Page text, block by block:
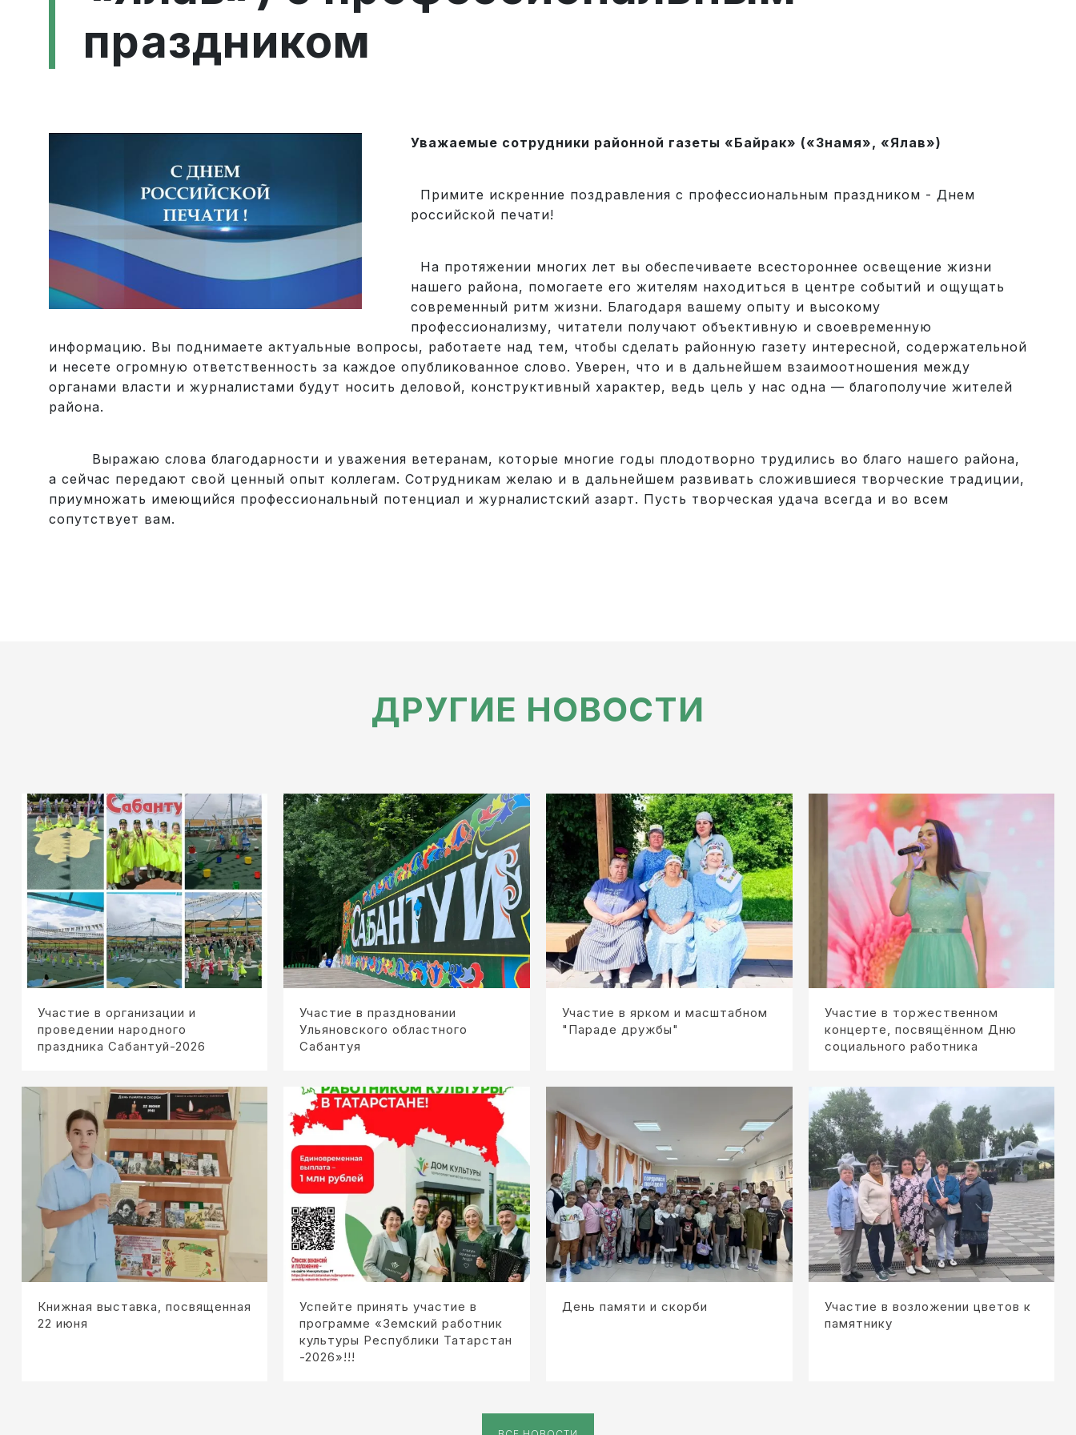
праздником
Уважаемые сотрудники районной газеты «Байрак» («Знамя», «Ялав»)
Примите искренние поздравления с профессиональным праздником - Днем
российской печати!
На протяжении многих лет вы обеспечиваете всестороннее освещение жизни
нашего района, помогаете его жителям находиться в центре событий и ощущать
современный ритм жизни. Благодаря вашему опыту и высокому
профессионализму, читатели получают объективную и своевременную
информацию. Вы поднимаете актуальные вопросы, работаете над тем, чтобы сделать районную газету интересной, содержательной
и несете огромную ответственность за каждое опубликованное слово. Уверен, что и в дальнейшем взаимоотношения между
органами власти и журналистами будут носить деловой, конструктивный характер, ведь цель у нас одна — благополучие жителей
района.
Выражаю слова благодарности и уважения ветеранам, которые многие годы плодотворно трудились во благо нашего района,
а сейчас передают свой ценный опыт коллегам. Сотрудникам желаю и в дальнейшем развивать сложившиеся творческие традиции,
приумножать имеющийся профессиональный потенциал и журналистский азарт. Пусть творческая удача всегда и во всем
сопутствует вам.
ДРУГИЕ НОВОСТИ
Участие в организации и
проведении народного
праздника Сабантуй-2026
Участие в праздновании
Ульяновского областного
Сабантуя
Участие в ярком и масштабном
"Параде дружбы"
Участие в торжественном
концерте, посвящённом Дню
социального работника
Книжная выставка, посвященная
22 июня
Успейте принять участие в
программе «Земский работник
культуры Республики Татарстан
-2026»!!!
День памяти и скорби
Участие в возложении цветов к
памятнику